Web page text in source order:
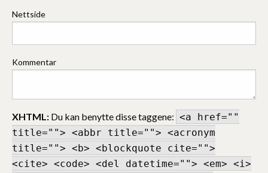
Nettside
Kommentar
XHTML: Du kan benytte disse taggene: <a href=""
title=""> <abbr title=""> <acronym
title=""> <b> <blockquote cite="">
<cite> <code> <del datetime=""> <em> <i>